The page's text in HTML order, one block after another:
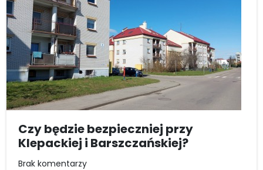
Czy będzie bezpieczniej przy
Klepackiej i Barszczańskiej?
Brak komentarzy